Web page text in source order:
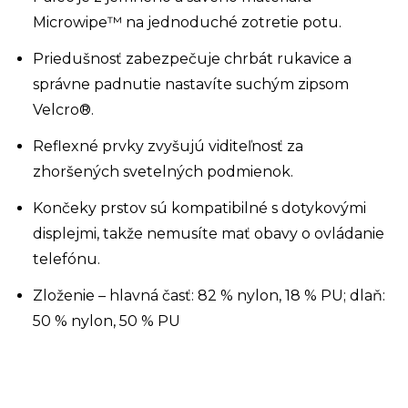
Microwipe™ na jednoduché zotretie potu.
Priedušnosť zabezpečuje chrbát rukavice a
správne padnutie nastavíte suchým zipsom
Velcro®.
Reflexné prvky zvyšujú viditeľnosť za
zhoršených svetelných podmienok.
Končeky prstov sú kompatibilné s dotykovými
displejmi, takže nemusíte mať obavy o ovládanie
telefónu.
Zloženie – hlavná časť: 82 % nylon, 18 % PU; dlaň:
50 % nylon, 50 % PU